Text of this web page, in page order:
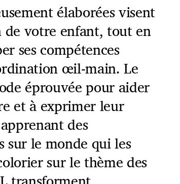
élaborées visent
votre enfant, tout en
ses compétences
œil-main. Le
éprouvée pour aider
et à exprimer leur
des
sur le monde qui les
sur le thème des